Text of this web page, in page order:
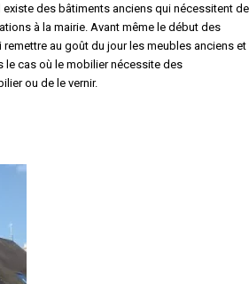
existe des bâtiments anciens qui nécessitent
à la mairie. Avant même le début des
au goût du jour les meubles anciens et
le cas où le mobilier nécessite des
ou de le vernir.